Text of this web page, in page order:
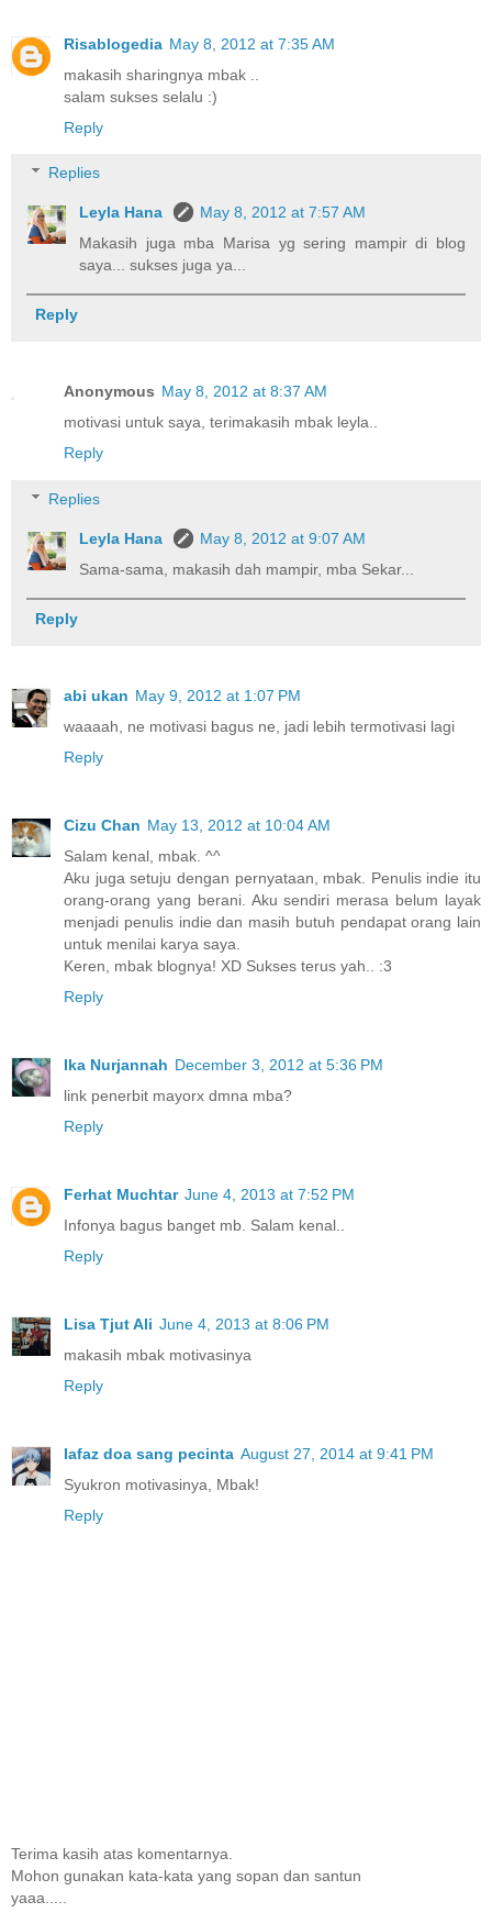
Risablogedia May 8, 2012 at 7:35 AM
makasih sharingnya mbak ..
salam sukses selalu :)
Reply
Replies
Leyla Hana
May 8, 2012 at 7:57 AM
Makasih juga mba Marisa yg sering mampir di blog
saya... sukses juga ya...
Reply
Anonymous May 8, 2012 at 8:37 AM
motivasi untuk saya, terimakasih mbak leyla..
Reply
Replies
Leyla Hana
May 8, 2012 at 9:07 AM
Sama-sama, makasih dah mampir, mba Sekar...
Reply
abi ukan May 9, 2012 at 1:07 PM
waaaah, ne motivasi bagus ne, jadi lebih termotivasi lagi
Reply
Cizu Chan May 13, 2012 at 10:04 AM
Salam kenal, mbak. ^^
Aku juga setuju dengan pernyataan, mbak. Penulis indie itu
orang-orang yang berani. Aku sendiri merasa belum layak
menjadi penulis indie dan masih butuh pendapat orang lain
untuk menilai karya saya.
Keren, mbak blognya! XD Sukses terus yah.. :3
Reply
Ika Nurjannah December 3, 2012 at 5:36 PM
link penerbit mayorx dmna mba?
Reply
Ferhat Muchtar June 4, 2013 at 7:52 PM
Infonya bagus banget mb. Salam kenal..
Reply
Lisa Tjut Ali June 4, 2013 at 8:06 PM
makasih mbak motivasinya
Reply
lafaz doa sang pecinta August 27, 2014 at 9:41 PM
Syukron motivasinya, Mbak!
Reply
Terima kasih atas komentarnya.
Mohon gunakan kata-kata yang sopan dan santun
yaaa.....